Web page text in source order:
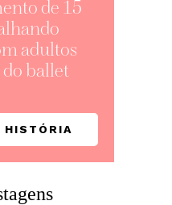
de 15
adultos
ballet
HISTÓRIA